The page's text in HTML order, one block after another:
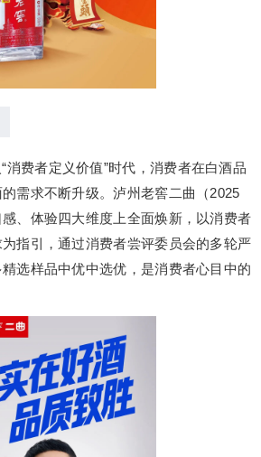
消费者定义价值”时代，消费者在白酒品
需求不断升级。泸州老窖二曲（2025
、体验四大维度上全面焕新，以消费者
指引，通过消费者尝评委员会的多轮严
选样品中优中选优，是消费者心目中的